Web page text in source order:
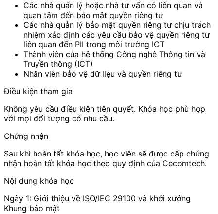
Các nhà quản lý hoặc nhà tư vấn có liên quan và
quan tâm đến bảo mật quyền riêng tư
Các nhà quản lý bảo mật quyền riêng tư chịu trách
nhiệm xác định các yêu cầu bảo vệ quyền riêng tư
liên quan đến PII trong môi trường ICT
Thành viên của hệ thống Công nghệ Thông tin và
Truyền thông (ICT)
Nhân viên bảo vệ dữ liệu và quyền riêng tư
Điều kiện tham gia
Không yêu cầu điều kiện tiên quyết. Khóa học phù hợp
với mọi đối tượng có nhu cầu.
Chứng nhận
Sau khi hoàn tất khóa học, học viên sẽ được cấp chứng
nhận hoàn tất khóa học theo quy định của Cecomtech.
Nội dung khóa học
Ngày 1: Giới thiệu về ISO/IEC 29100 và khởi xướng
Khung bảo mật